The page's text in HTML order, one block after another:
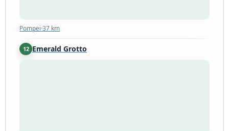
Pompei·37 km
12 Emerald Grotto